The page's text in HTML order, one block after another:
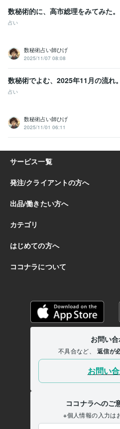
数秘術的に、高市総理をみてみた。
占い
数秘術占い師ひげ
2025/11/07 08:08
数秘術でよむ、2025年11月の流れ。
占い
数秘術占い師ひげ
2025/11/01 06:11